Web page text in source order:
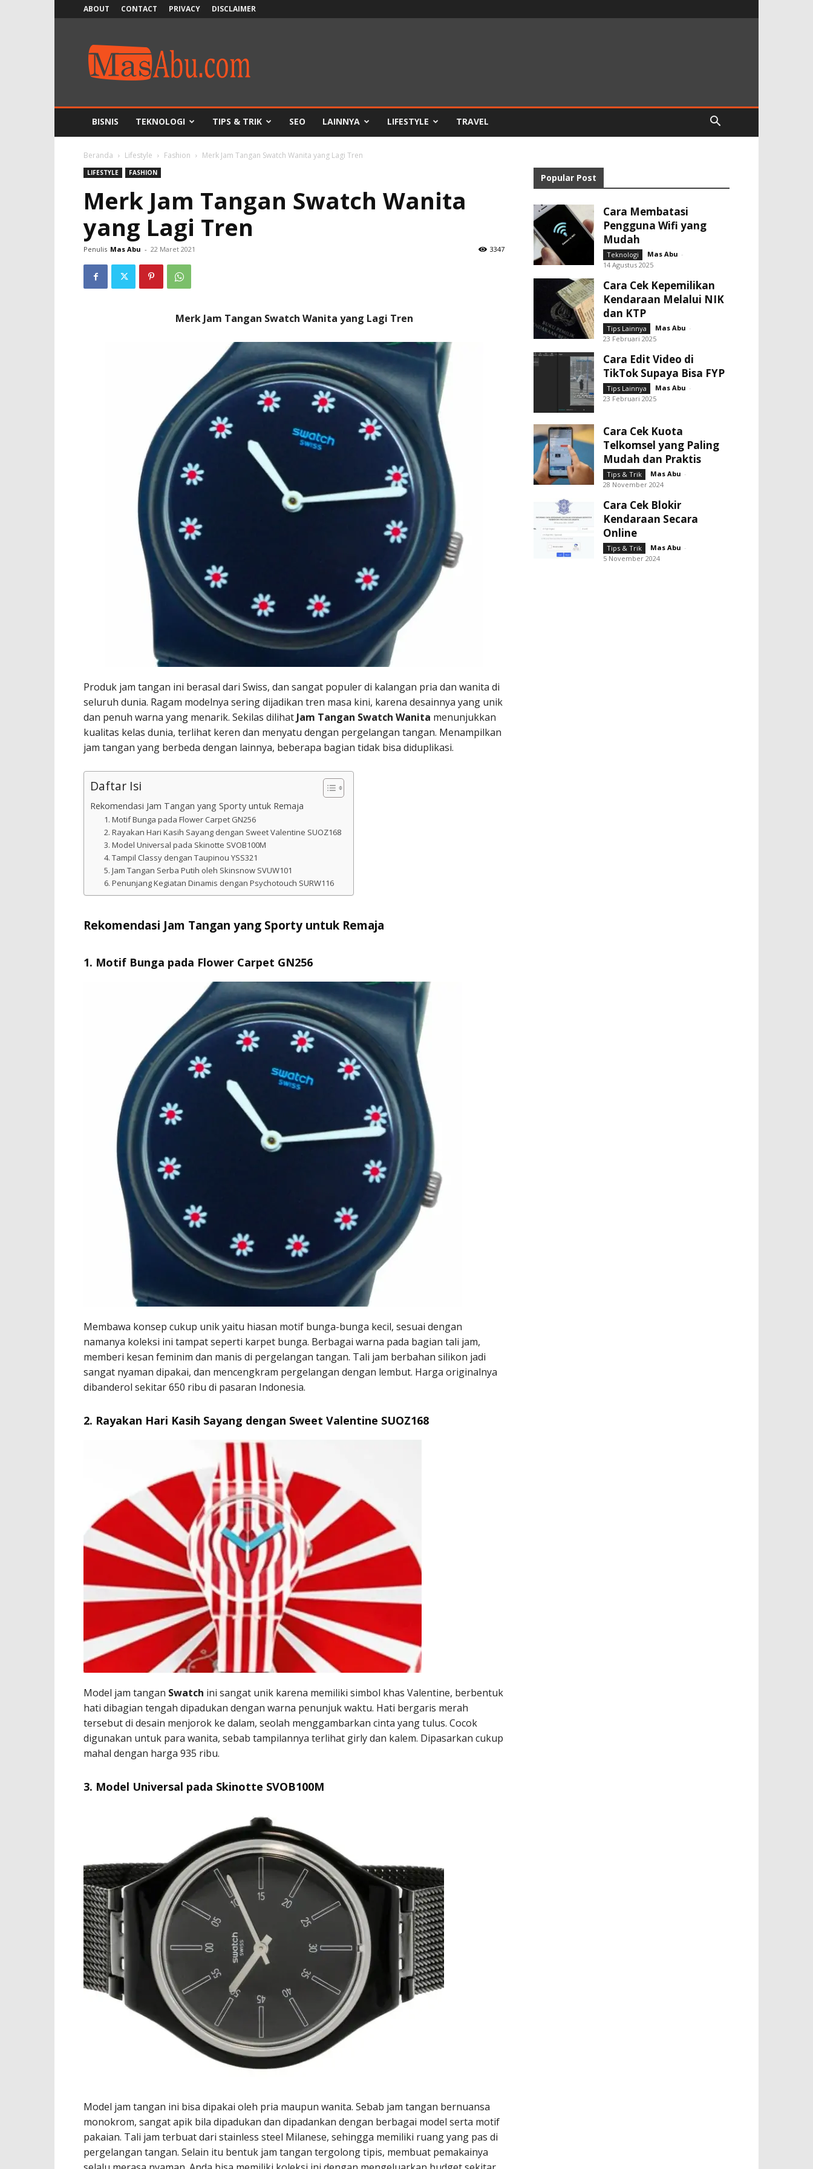
ABOUT CONTACT PRIVACY DISCLAIMER
BISNIS TEKNOLOGI TIPS & TRIK SEO LAINNYA LIFESTYLE TRAVEL
Beranda Lifestyle Fashion Merk Jam Tangan Swatch Wanita yang Lagi Tren
LIFESTYLE FASHION
Merk Jam Tangan Swatch Wanita
yang Lagi Tren
Penulis Mas Abu - 22 Maret 2021 3347
Merk Jam Tangan Swatch Wanita yang Lagi Tren
Produk jam tangan ini berasal dari Swiss, dan sangat populer di kalangan pria dan wanita di
seluruh dunia. Ragam modelnya sering dijadikan tren masa kini, karena desainnya yang unik
dan penuh warna yang menarik. Sekilas dilihat Jam Tangan Swatch Wanita menunjukkan
kualitas kelas dunia, terlihat keren dan menyatu dengan pergelangan tangan. Menampilkan
jam tangan yang berbeda dengan lainnya, beberapa bagian tidak bisa diduplikasi.
Daftar Isi
Rekomendasi Jam Tangan yang Sporty untuk Remaja
1. Motif Bunga pada Flower Carpet GN256
2. Rayakan Hari Kasih Sayang dengan Sweet Valentine SUOZ168
3. Model Universal pada Skinotte SVOB100M
4. Tampil Classy dengan Taupinou YSS321
5. Jam Tangan Serba Putih oleh Skinsnow SVUW101
6. Penunjang Kegiatan Dinamis dengan Psychotouch SURW116
Rekomendasi Jam Tangan yang Sporty untuk Remaja
1. Motif Bunga pada Flower Carpet GN256
Membawa konsep cukup unik yaitu hiasan motif bunga-bunga kecil, sesuai dengan
namanya koleksi ini tampat seperti karpet bunga. Berbagai warna pada bagian tali jam,
memberi kesan feminim dan manis di pergelangan tangan. Tali jam berbahan silikon jadi
sangat nyaman dipakai, dan mencengkram pergelangan dengan lembut. Harga originalnya
dibanderol sekitar 650 ribu di pasaran Indonesia.
2. Rayakan Hari Kasih Sayang dengan Sweet Valentine SUOZ168
Model jam tangan Swatch ini sangat unik karena memiliki simbol khas Valentine, berbentuk
hati dibagian tengah dipadukan dengan warna penunjuk waktu. Hati bergaris merah
tersebut di desain menjorok ke dalam, seolah menggambarkan cinta yang tulus. Cocok
digunakan untuk para wanita, sebab tampilannya terlihat girly dan kalem. Dipasarkan cukup
mahal dengan harga 935 ribu.
3. Model Universal pada Skinotte SVOB100M
Model jam tangan ini bisa dipakai oleh pria maupun wanita. Sebab jam tangan bernuansa
monokrom, sangat apik bila dipadukan dan dipadankan dengan berbagai model serta motif
pakaian. Tali jam terbuat dari stainless steel Milanese, sehingga memiliki ruang yang pas di
pergelangan tangan. Selain itu bentuk jam tangan tergolong tipis, membuat pemakainya
Popular Post
Cara Membatasi
Pengguna Wifi yang
Mudah
Teknologi Mas Abu -
14 Agustus 2025
Cara Cek Kepemilikan
Kendaraan Melalui NIK
dan KTP
Tips Lainnya Mas Abu -
23 Februari 2025
Cara Edit Video di
TikTok Supaya Bisa FYP
Tips Lainnya Mas Abu -
23 Februari 2025
Cara Cek Kuota
Telkomsel yang Paling
Mudah dan Praktis
Tips & Trik Mas Abu -
28 November 2024
Cara Cek Blokir
Kendaraan Secara
Online
Tips & Trik Mas Abu -
5 November 2024